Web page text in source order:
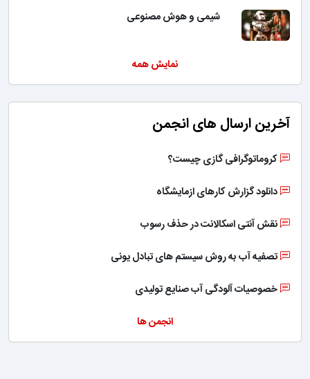
شیمی و هوش مصنوعی
نمایش همه
آخرین ارسال های انجمن
کروماتوگرافی گازی چیست؟
دانلود گزارش کارهای ازمایشگاه
نقش آنتی اسکالانت در حذف رسوب
تصفیه آب به روش سیستم های تبادل یونی
خصوصیات آلودگی آب صنایع تولیدی
انجمن ها